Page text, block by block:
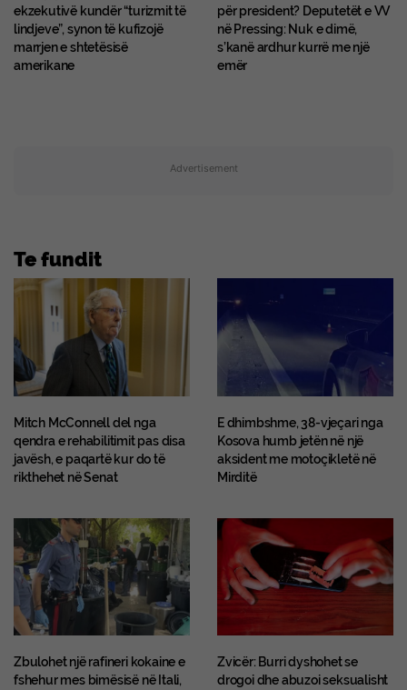
ekzekutivë kundër “turizmit të
lindjeve”, synon të kufizojë
marrjen e shtetësisë
amerikane
për president? Deputetët e VV
në Pressing: Nuk e dimë,
s’kanë ardhur kurrë me një
emër
Advertisement
Te fundit
Mitch McConnell del nga
qendra e rehabilitimit pas disa
javësh, e paqartë kur do të
rikthehet në Senat
E dhimbshme, 38-vjeçari nga
Kosova humb jetën në një
aksident me motoçikletë në
Mirditë
Zbulohet një rafineri kokaine e
fshehur mes bimësisë në Itali,
Zvicër: Burri dyshohet se
drogoi dhe abuzoi seksualisht